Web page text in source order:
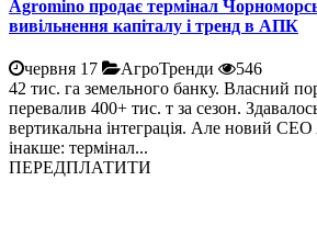
Agromino продає термінал
вивільнення капіталу і тренд в АПК
червня 17 АгроТренди
546
42 тис. га земельного банку. Власний
перевалив 400+ тис. т за сезон.
вертикальна інтеграція. Але новий
інакше: термінал...
ПЕРЕДПЛАТИТИ